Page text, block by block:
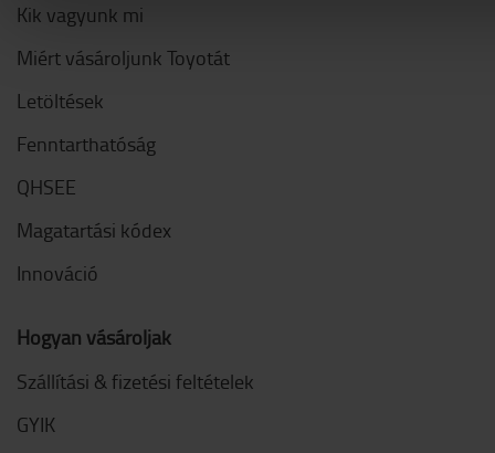
Kik vagyunk mi
Miért vásároljunk Toyotát
Letöltések
Fenntarthatóság
QHSEE
Magatartási kódex
Innováció
Hogyan vásároljak
Szállítási & fizetési feltételek
GYIK